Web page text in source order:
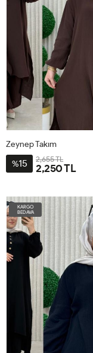
BDN-
Zeynep Takım
%15 2,655 TL
2,250 TL
KARGO
BEDAVA